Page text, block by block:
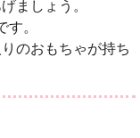
ましょう。
。
のおもちゃが持ち